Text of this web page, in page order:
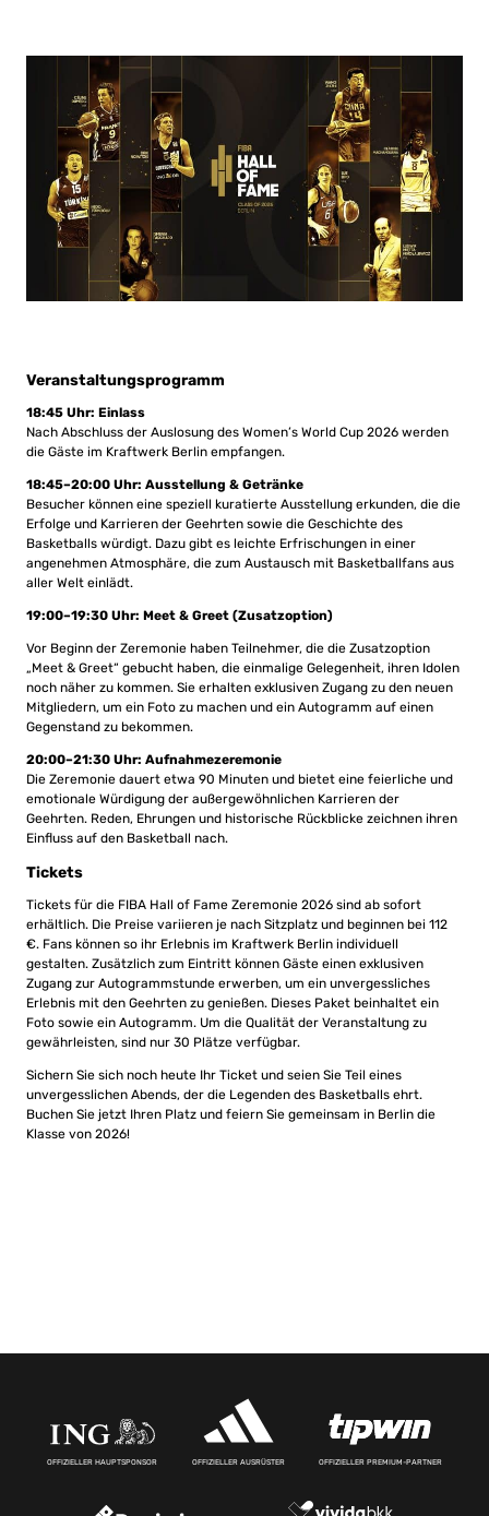
Veranstaltungsprogramm
18:45 Uhr: Einlass
Nach Abschluss der Auslosung des Women’s World Cup 2026 werden
die Gäste im Kraftwerk Berlin empfangen.
18:45–20:00 Uhr: Ausstellung & Getränke
Besucher können eine speziell kuratierte Ausstellung erkunden, die die
Erfolge und Karrieren der Geehrten sowie die Geschichte des
Basketballs würdigt. Dazu gibt es leichte Erfrischungen in einer
angenehmen Atmosphäre, die zum Austausch mit Basketballfans aus
aller Welt einlädt.
19:00–19:30 Uhr: Meet & Greet (Zusatzoption)
Vor Beginn der Zeremonie haben Teilnehmer, die die Zusatzoption
„Meet & Greet“ gebucht haben, die einmalige Gelegenheit, ihren Idolen
noch näher zu kommen. Sie erhalten exklusiven Zugang zu den neuen
Mitgliedern, um ein Foto zu machen und ein Autogramm auf einen
Gegenstand zu bekommen.
20:00–21:30 Uhr: Aufnahmezeremonie
Die Zeremonie dauert etwa 90 Minuten und bietet eine feierliche und
emotionale Würdigung der außergewöhnlichen Karrieren der
Geehrten. Reden, Ehrungen und historische Rückblicke zeichnen ihren
Einfluss auf den Basketball nach.
Tickets
Tickets für die FIBA Hall of Fame Zeremonie 2026 sind ab sofort
erhältlich. Die Preise variieren je nach Sitzplatz und beginnen bei 112
€. Fans können so ihr Erlebnis im Kraftwerk Berlin individuell
gestalten. Zusätzlich zum Eintritt können Gäste einen exklusiven
Zugang zur Autogrammstunde erwerben, um ein unvergessliches
Erlebnis mit den Geehrten zu genießen. Dieses Paket beinhaltet ein
Foto sowie ein Autogramm. Um die Qualität der Veranstaltung zu
gewährleisten, sind nur 30 Plätze verfügbar.
Sichern Sie sich noch heute Ihr Ticket und seien Sie Teil eines
unvergesslichen Abends, der die Legenden des Basketballs ehrt.
Buchen Sie jetzt Ihren Platz und feiern Sie gemeinsam in Berlin die
Klasse von 2026!
OFFIZIELLER HAUPTSPONSOR OFFIZIELLER AUSRÜSTER OFFIZIELLER PREMIUM-PARTNER